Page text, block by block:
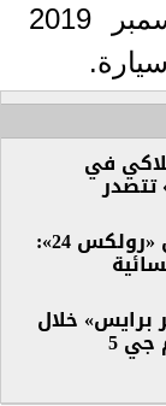
سيارة، مقارنة بمبيعات ديسمبر 2019
في
49 سيارة تتنافس في سباق «رولكس 24»:
برايس» خلال
جي 5